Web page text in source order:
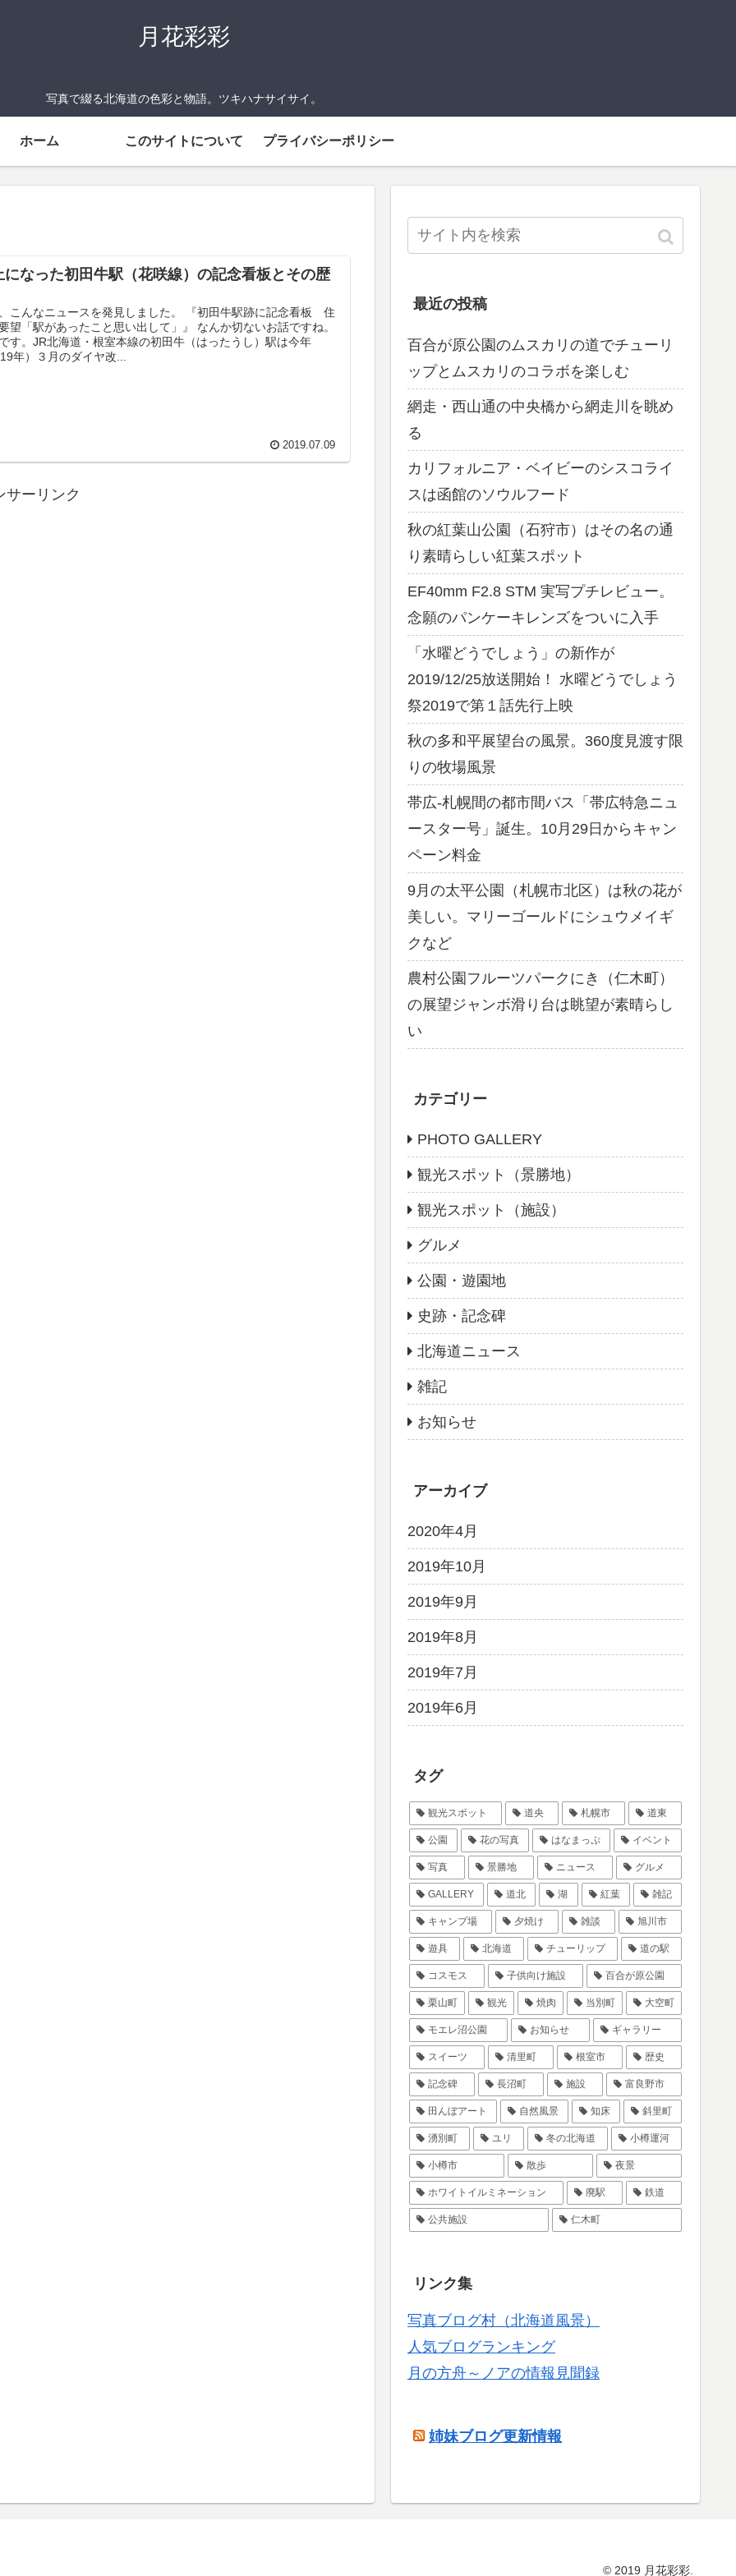
月花彩彩
写真で綴る北海道の色彩と物語。ツキハナサイサイ。
ホーム このサイトについて プライバシーポリシー
になった初田牛駅（花咲線）の記念看板とその歴
こんなニュースを発見しました。 『初田牛駅跡に記念看板 住
望「駅があったこと思い出して」』 なんか切ないお話ですね。
す。JR北海道・根室本線の初田牛（はったうし）駅は今年
年）３月のダイヤ改...
2019.07.09
サーリンク
最近の投稿
百合が原公園のムスカリの道でチューリ
ップとムスカリのコラボを楽しむ
網走・西山通の中央橋から網走川を眺め
る
カリフォルニア・ベイビーのシスコライ
スは函館のソウルフード
秋の紅葉山公園（石狩市）はその名の通
り素晴らしい紅葉スポット
EF40mm F2.8 STM 実写プチレビュー。
念願のパンケーキレンズをついに入手
「水曜どうでしょう」の新作が
2019/12/25放送開始！ 水曜どうでしょう
祭2019で第１話先行上映
秋の多和平展望台の風景。360度見渡す限
りの牧場風景
帯広-札幌間の都市間バス「帯広特急ニュ
ースター号」誕生。10月29日からキャン
ペーン料金
9月の太平公園（札幌市北区）は秋の花が
美しい。マリーゴールドにシュウメイギ
クなど
農村公園フルーツパークにき（仁木町）
の展望ジャンボ滑り台は眺望が素晴らし
い
カテゴリー
PHOTO GALLERY
観光スポット（景勝地）
観光スポット（施設）
グルメ
公園・遊園地
史跡・記念碑
北海道ニュース
雑記
お知らせ
アーカイブ
2020年4月
2019年10月
2019年9月
2019年8月
2019年7月
2019年6月
タグ
観光スポット 道央 札幌市 道東
公園 花の写真 はなまっぷ イベント
写真 景勝地 ニュース グルメ
GALLERY 道北 湖 紅葉 雑記
キャンプ場 夕焼け 雑談 旭川市
遊具 北海道 チューリップ 道の駅
コスモス 子供向け施設 百合が原公園
栗山町 観光 焼肉 当別町 大空町
モエレ沼公園 お知らせ ギャラリー
スイーツ 清里町 根室市 歴史
記念碑 長沼町 施設 富良野市
田んぼアート 自然風景 知床 斜里町
湧別町 ユリ 冬の北海道 小樽運河
小樽市 散歩 夜景
ホワイトイルミネーション 廃駅 鉄道
公共施設 仁木町
リンク集
写真ブログ村（北海道風景）
人気ブログランキング
月の方舟～ノアの情報見聞録
姉妹ブログ更新情報
© 2019 月花彩彩.